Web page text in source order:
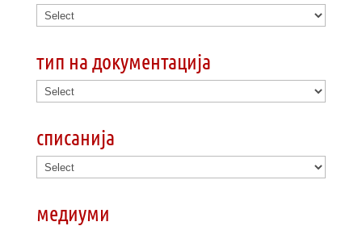
тип на документација
списанија
медиуми